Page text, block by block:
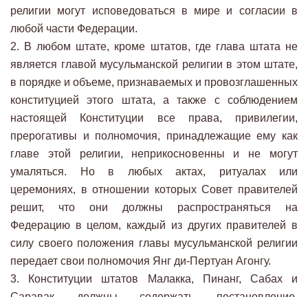
религии могут исповедоваться в мире и согласии в
любой части Федерации.
2. В любом штате, кроме штатов, где глава штата не
является главой мусульманской религии в этом штате,
в порядке и объеме, признаваемых и провозглашенных
конституцией этого штата, а также с соблюдением
настоящей Конституции все права, привилегии,
прерогативы и полномочия, принадлежащие ему как
главе этой религии, неприкосновенны и не могут
умаляться. Но в любых актах, ритуалах или
церемониях, в отношении которых Совет правителей
решит, что они должны распространяться на
Федерацию в целом, каждый из других правителей в
силу своего положения главы мусульманской религии
передает свои полномочия Янг ди-Пертуан Агонгу.
3. Конституции штатов Малакка, Пинанг, Сабах и